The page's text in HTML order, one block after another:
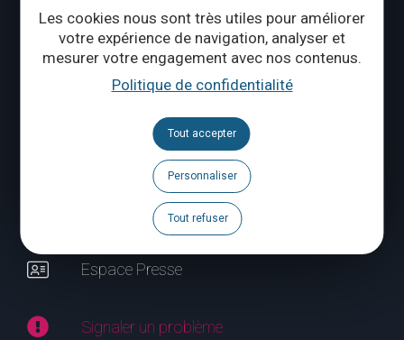
Les cookies nous sont très utiles pour améliorer
votre expérience de navigation, analyser et
mesurer votre engagement avec nos contenus.
Politique de confidentialité
Tout accepter
Personnaliser
Tout refuser
CONTACTEZ-NOUS
Espace Pro
Espace Presse
Signaler un problème